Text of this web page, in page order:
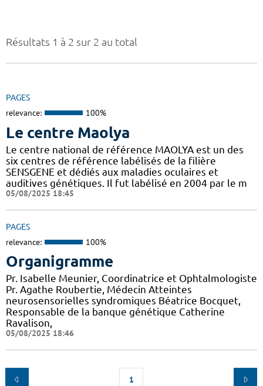
Résultats 1 à 2 sur 2 au total
PAGES
relevance: 100%
Le centre Maolya
Le centre national de référence MAOLYA est un des
six centres de référence labélisés de la filière
SENSGENE et dédiés aux maladies oculaires et
auditives génétiques. Il fut labélisé en 2004 par le m
05/08/2025 18:45
PAGES
relevance: 100%
Organigramme
Pr. Isabelle Meunier, Coordinatrice et Ophtalmologiste
Pr. Agathe Roubertie, Médecin Atteintes
neurosensorielles syndromiques Béatrice Bocquet,
Responsable de la banque génétique Catherine
Ravalison,
05/08/2025 18:46
1